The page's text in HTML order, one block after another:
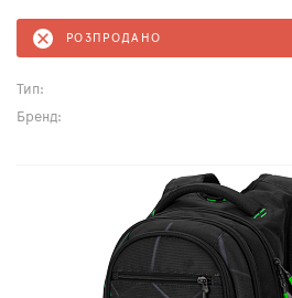
РОЗПРОДАНО
Тип:
Бренд: